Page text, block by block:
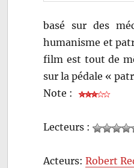
basé sur des
humanisme et
film est tout de
sur la pédale «
Note :
Lecteurs :
Acteurs:Robert